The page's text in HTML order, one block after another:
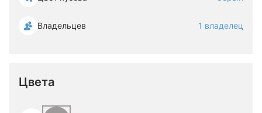
Владельцев 1 владелец
Цвета